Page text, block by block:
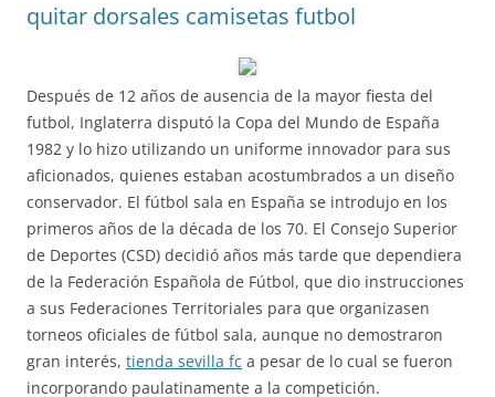
quitar dorsales camisetas futbol
Después de 12 años de ausencia de la mayor fiesta del
futbol, Inglaterra disputó la Copa del Mundo de España
1982 y lo hizo utilizando un uniforme innovador para sus
aficionados, quienes estaban acostumbrados a un diseño
conservador. El fútbol sala en España se introdujo en los
primeros años de la década de los 70. El Consejo Superior
de Deportes (CSD) decidió años más tarde que dependiera
de la Federación Española de Fútbol, que dio instrucciones
a sus Federaciones Territoriales para que organizasen
torneos oficiales de fútbol sala, aunque no demostraron
gran interés, tienda sevilla fc a pesar de lo cual se fueron
incorporando paulatinamente a la competición.